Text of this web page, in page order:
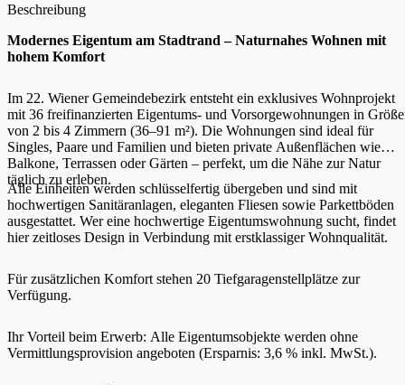
Beschreibung
Modernes Eigentum am Stadtrand – Naturnahes Wohnen mit
hohem Komfort
Im 22. Wiener Gemeindebezirk entsteht ein exklusives Wohnprojekt
mit 36 freifinanzierten Eigentums- und Vorsorgewohnungen in
von 2 bis 4 Zimmern (36–91 m²). Die Wohnungen sind ideal für
Singles, Paare und Familien und bieten private Außenflächen wie
Balkone, Terrassen oder Gärten – perfekt, um die Nähe zur Natur
täglich zu erleben.
Alle Einheiten werden schlüsselfertig übergeben und sind mit
hochwertigen Sanitäranlagen, eleganten Fliesen sowie Parkettböden
ausgestattet. Wer eine hochwertige Eigentumswohnung sucht, findet
hier zeitloses Design in Verbindung mit erstklassiger Wohnqualität.
Für zusätzlichen Komfort stehen 20 Tiefgaragenstellplätze zur
Verfügung.
Ihr Vorteil beim Erwerb: Alle Eigentumsobjekte werden ohne
Vermittlungsprovision angeboten (Ersparnis: 3,6 % inkl. MwSt.).